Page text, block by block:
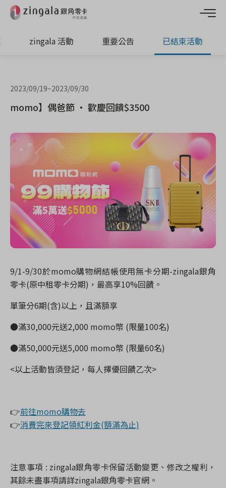
zingala 活動 重要公告 已結束活動
2023/09/19~2023/09/30
momo】偶爸節 ‧ 歡慶回饋$3500
9/1-9/30於momo購物網結帳使用無卡分期-zingala銀角
零卡(原中租零卡分期) ，最高享10%回饋。
單筆分6期(含)以上，且滿額享
●滿30,000元送2,000 momo幣 (限量100名)
●滿50,000元送5,000 momo幣 (限量60名)
<以上活動皆須登記，每人擇優回饋乙次>
👉前往momo購物去
👉消費完來登記領紅利金(額滿為止)
注意事項 : zingala銀角零卡保留活動變更、修改之權利，
其餘未盡事項請詳zingala銀角零卡官網。